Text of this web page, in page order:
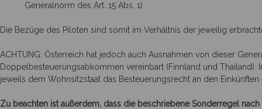
Generalnorm des Art. 15 Abs. 1)
Die Bezüge des Piloten sind somit im Verhältnis der jeweilig
ACHTUNG: Österreich hat jedoch auch Ausnahmen von dieser
Doppelbesteuerungsabkommen vereinbart (Finnland und Thailand).
jeweils dem Wohnsitzstaat das Besteuerungsrecht an den Einkünften
Zu beachten ist außerdem, dass die beschriebene Sonderregel nach